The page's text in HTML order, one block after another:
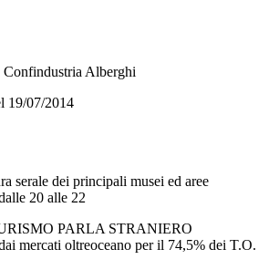
Confindustria Alberghi
19/07/2014
serale dei principali musei ed aree
20 alle 22
PARLA STRANIERO
mercati oltreoceano per il 74,5% dei T.O.